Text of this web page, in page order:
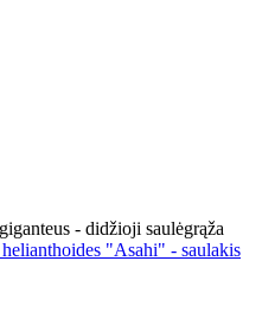
- didžioji saulėgrąža
"Asahi" - saulakis